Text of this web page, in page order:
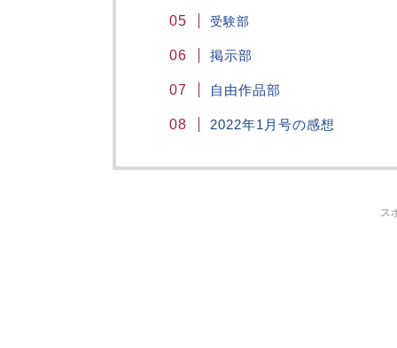
受験部
掲示部
自由作品部
2022年1月号の感想
ス